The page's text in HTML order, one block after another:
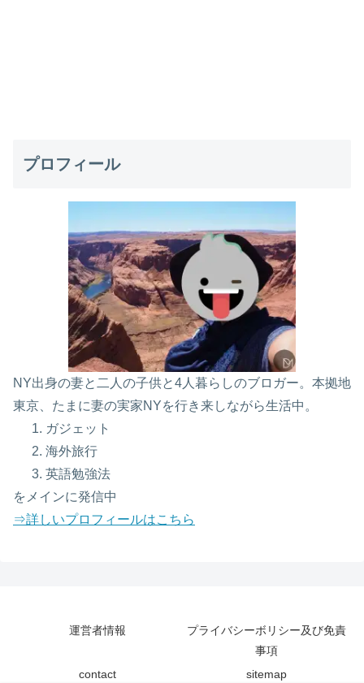
プロフィール
NY出身の妻と二人の子供と4人暮らしのブロガー。本拠地
東京、たまに妻の実家NYを行き来しながら生活中。
ガジェット
海外旅行
英語勉強法
をメインに発信中
⇒詳しいプロフィールはこちら
運営者情報
プライバシーボリシー及び免責
事項
contact
sitemap